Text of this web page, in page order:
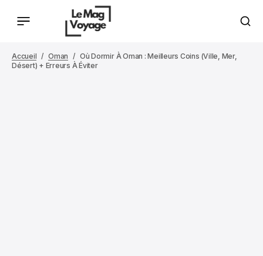
Accueil Oman
Où Dormir À Oman : Meilleurs Coins (ville, Mer,
Désert) + Erreurs À Éviter